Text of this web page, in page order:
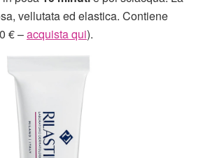
vellutata ed elastica. Contiene
€ –acquista qui).